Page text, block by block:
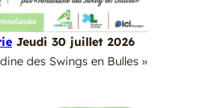
Jeudi 30 juillet 2026
des Swings en Bulles »